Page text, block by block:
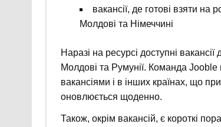
вакансії, де готові взяти на
Молдові та Німеччині
Наразі на ресурсі доступні
Молдові та Румунії. Команда
вакансіями і в інших країнах, що
оновлюється щоденно.
Також, окрім вакансій, є короткі